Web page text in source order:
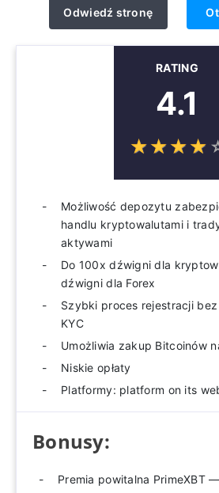
Odwiedź stronę
RATING
4.1
☆☆☆☆
★★★★
Możliwość depozytu
handlu kryptowalutami i
aktywami
Do 100x dźwigni dla
dźwigni dla Forex
Szybki proces rejestracji
KYC
Umożliwia zakup Bitcoinów
Niskie opłaty
Platformy: platform on its
Bonusy:
Premia powitalna PrimeXBT